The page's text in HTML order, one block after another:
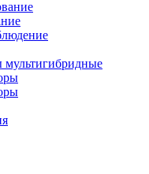
мультигибридные